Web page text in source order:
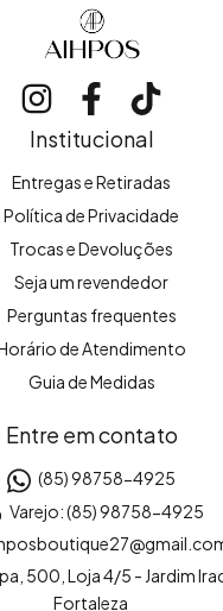
Institucional
Entregas e Retiradas
Política de Privacidade
Trocas e Devoluções
Seja um revendedor
Perguntas frequentes
de Atendimento
Guia de Medidas
Entre em contato
(85) 98758-4925
Varejo: (85) 98758-4925
500, Loja 4/5 - Jardim
Fortaleza